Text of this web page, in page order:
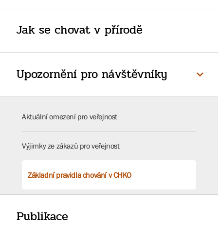
Jak se chovat v přírodě
Upozornění pro návštěvníky
Aktuální omezení pro veřejnost
Výjimky ze zákazů pro veřejnost
Základní pravidla chování v CHKO
Publikace